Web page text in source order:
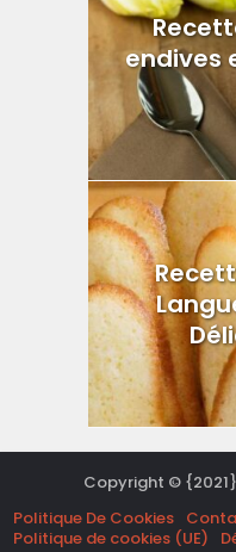
endives
Copyright ©
Politique De Cookies
Politique de cookies (UE)